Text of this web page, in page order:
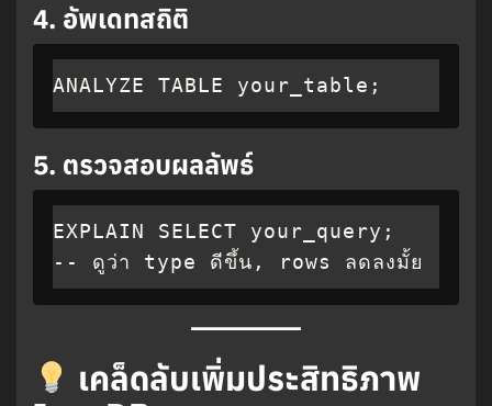
4. อัพเดทสถิติ
ANALYZE TABLE your_table;
5. ตรวจสอบผลลัพธ์
EXPLAIN SELECT your_query;
-- ดูว่า type ดีขึ้น, rows ลดลงมั้ย
เคล็ดลับเพิ่มประสิทธิภาพ